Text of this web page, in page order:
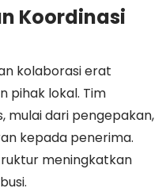
Koordinasi
kolaborasi erat
pihak lokal. Tim
mulai dari pengepakan,
kepada penerima.
meningkatkan